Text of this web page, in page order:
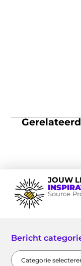
JOUW
Source
Bericht